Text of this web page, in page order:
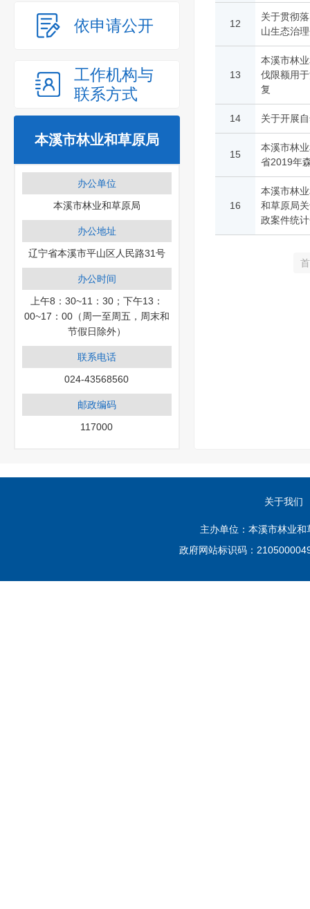
依申请公开
工作机构与
联系方式
本溪市林业和草原局
办公单位
本溪市林业和草原局
办公地址
辽宁省本溪市平山区人民路31号
办公时间
上午8：30~11：30；下午13：
00~17：00（周一至周五，周末和
节假日除外）
联系电话
024-43568560
邮政编码
117000
12
关于贯彻
山生态治
13
本溪市林
伐限额用
复
14 关于开展
15
本溪市林
省2019年
16
本溪市林
和草原局
政案件统
关于我们
主办单位：本溪市林业
政府网站标识码：